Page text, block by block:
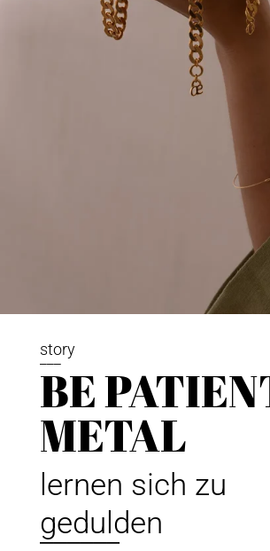
story
___
BE
METAL
lernen sich zu
gedulden
______